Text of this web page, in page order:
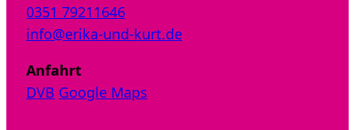
0351 79211646
info@erika-und-kurt.de
Anfahrt
DVB Google Maps